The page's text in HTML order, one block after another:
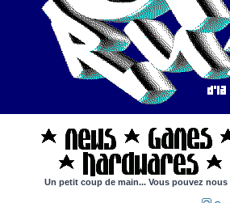
Un petit coup de main... Vous pouvez